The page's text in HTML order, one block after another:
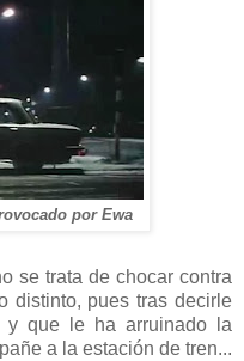
por Ewa
se trata de chocar contra
distinto, pues tras decirle
y que le ha arruinado la
a la estación de tren...